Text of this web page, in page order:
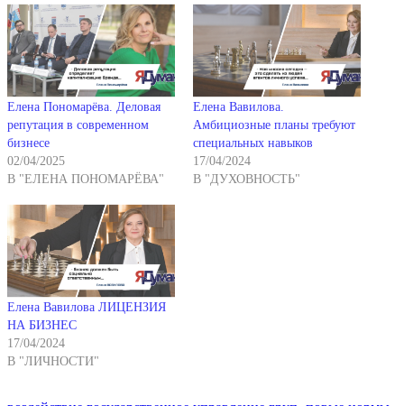
Елена Пономарёва. Деловая
репутация в современном
бизнесе
02/04/2025
В "ЕЛЕНА ПОНОМАРЁВА"
Елена Вавилова.
Амбициозные планы требуют
специальных навыков
17/04/2024
В "ДУХОВНОСТЬ"
Елена Вавилова ЛИЦЕНЗИЯ
НА БИЗНЕС
17/04/2024
В "ЛИЧНОСТИ"